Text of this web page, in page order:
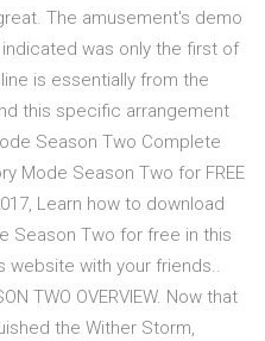
The amusement's demo
was only the first of
is essentially from the
this specific arrangement
Season Two Complete
Mode Season Two for FREE
Learn how to download
Season Two for free in this
website with your friends..
TWO OVERVIEW. Now that
the Wither Storm,